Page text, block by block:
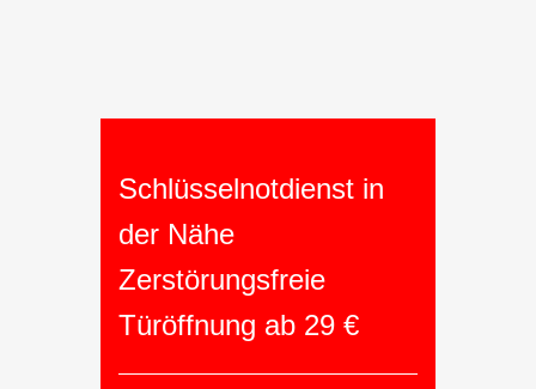
Schlüsselnotdienst in
der Nähe
Zerstörungsfreie
Türöffnung ab 29 €